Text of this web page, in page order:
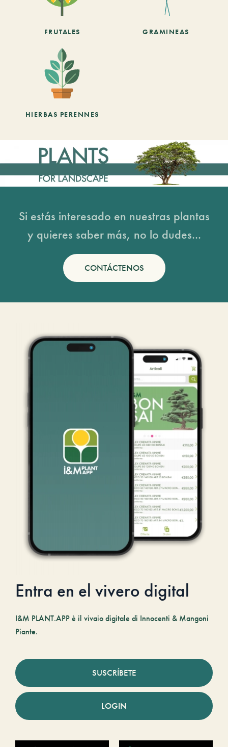
FRUTALES GRAMINEAS
HIERBAS PERENNES
Si estás interesado en nuestras plantas
y quieres saber más, no lo dudes...
CONTÁCTENOS
Entra en el vivero digital
I&M PLANT.APP è il vivaio digitale di Innocenti & Mangoni
Piante.
SUSCRÍBETE
LOGIN